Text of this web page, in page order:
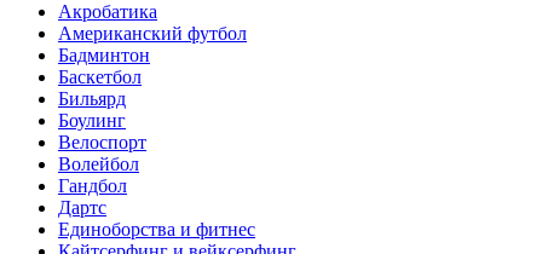
Акробатика
Американский футбол
Бадминтон
Баскетбол
Бильярд
Боулинг
Велоспорт
Волейбол
Гандбол
Дартс
Единоборства и фитнес